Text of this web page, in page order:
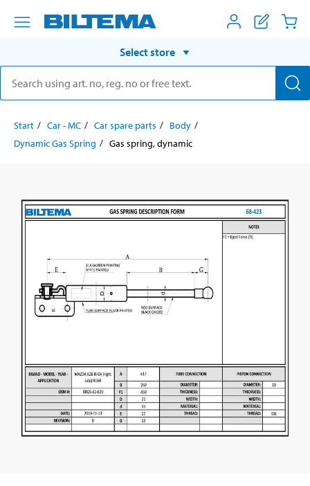
Select store
Start Car - MC Car spare parts
Body
Dynamic Gas Spring
Gas spring, dynamic